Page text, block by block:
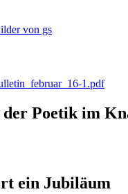
von gs
1.pdf
Poetik im
ein Jubiläum